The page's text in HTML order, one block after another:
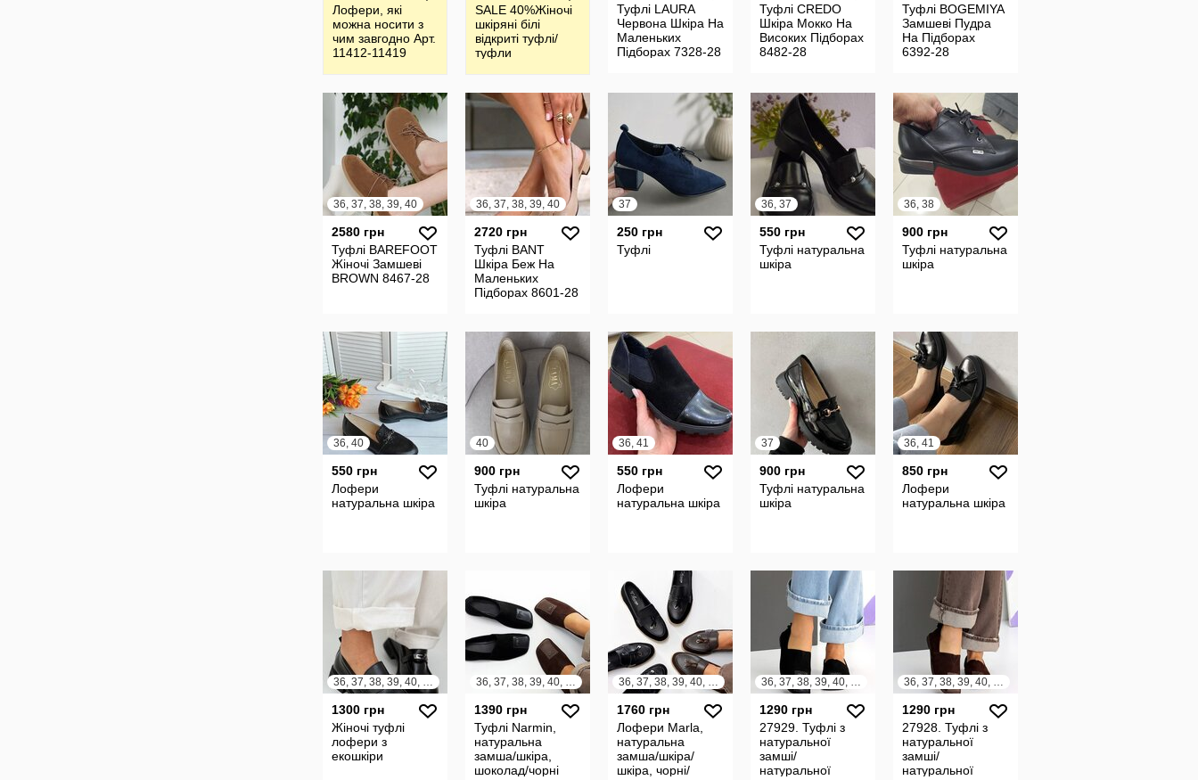
Лофери, які
можна носити з
чим завгодно Арт.
11412-11419
SALE 40%Жіночі
шкіряні білі
відкриті туфлі/
туфли
Туфлі LAURA
Червона Шкіра На
Маленьких
Підборах 7328-28
Туфлі CREDO
Шкіра Мокко На
Високих Підборах
8482-28
Туфлі BOGEMIYA
Замшеві Пудра
На Підборах
6392-28
36, 37, 38, 39, 40
2580 грн
Туфлі BAREFOOT
Жіночі Замшеві
BROWN 8467-28
36, 37, 38, 39, 40
2720 грн
Туфлі BANT
Шкіра Беж На
Маленьких
Підборах 8601-28
37
250 грн
Туфлі
36, 37
550 грн
Туфлі натуральна
шкіра
36, 38
900 грн
Туфлі натуральна
шкіра
36, 40
550 грн
Лофери
натуральна шкіра
40
900 грн
Туфлі натуральна
шкіра
36, 41
550 грн
Лофери
натуральна шкіра
37
900 грн
Туфлі натуральна
шкіра
36, 41
850 грн
Лофери
натуральна шкіра
36, 37, 38, 39, 40, 41
1300 грн
Жіночі туфлі
лофери з
екошкіри
36, 37, 38, 39, 40, 41
1390 грн
Туфлі Narmin,
натуральна
замша/шкіра,
шоколад/чорні
36, 37, 38, 39, 40, 41
1760 грн
Лофери Marla,
натуральна
замша/шкіра/
шкіра, чорні/
36, 37, 38, 39, 40, 41
1290 грн
27929. Туфлі з
натуральної
замші/
натуральної
36, 37, 38, 39, 40, 41
1290 грн
27928. Туфлі з
натуральної
замші/
натуральної